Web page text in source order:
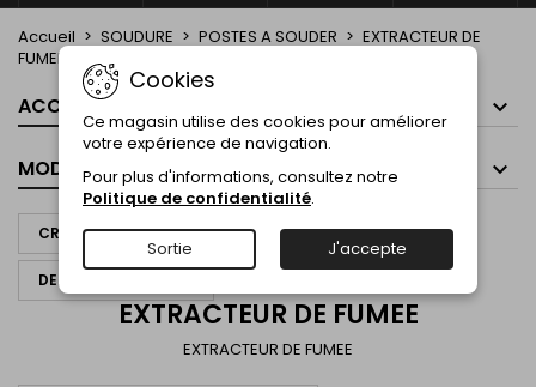
Accueil SOUDURE POSTES A SOUDER
EXTRACTEUR DE
FUMEE
ACCUEIL
MODES DE PAIEMENT
CRÉER UN DEVIS À PARTIR DE CE PANIER
DEMANDER UN DEVIS
EXTRACTEUR DE FUMEE
EXTRACTEUR DE FUMEE
Cookies
Ce magasin utilise des cookies pour améliorer
votre expérience de navigation.
Pour plus d'informations, consultez notre
Politique de confidentialité.
Sortie J'accepte